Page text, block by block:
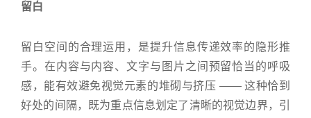
留白
留白空间的合理运用，是提升信息传递效率的隐形推
手。在内容与内容、文字与图片之间预留恰当的呼吸
感，能有效避免视觉元素的堆砌与挤压 —— 这种恰到
好处的间隔，既为重点信息划定了清晰的视觉边界，引